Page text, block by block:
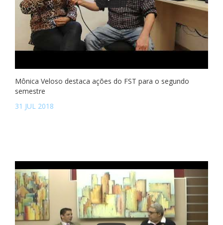
Mônica Veloso destaca ações do FST para o segundo
semestre
31 JUL 2018